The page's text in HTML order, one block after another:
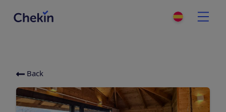
Back